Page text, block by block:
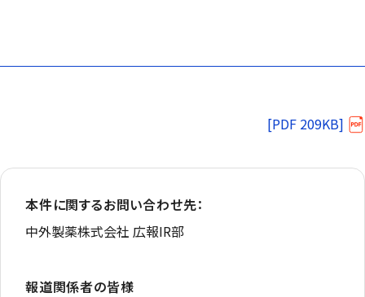
[PDF 209KB]
本件に関するお問い合わせ先：
中外製薬株式会社 広報IR部
報道関係者の皆様